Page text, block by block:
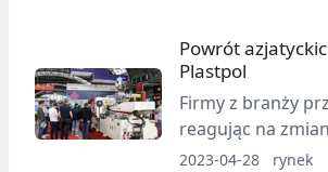
Powrót
Plastpol
Firmy z branży
reagując na
geopolityczne
2023-04-28 rynek